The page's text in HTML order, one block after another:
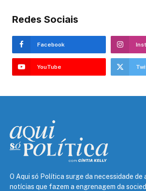
Redes Sociais
Facebook
YouTube
O Aqui só Política surge da necessidade de
notícias que fazem a engrenagem da